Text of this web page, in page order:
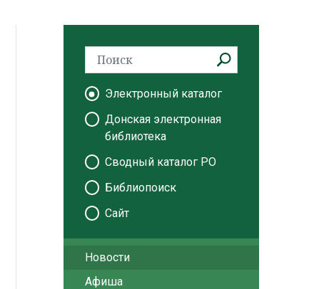
Электронный каталог
Донская электронная
библиотека
Сводный каталог РО
Библиопоиск
Сайт
Новости
Афиша